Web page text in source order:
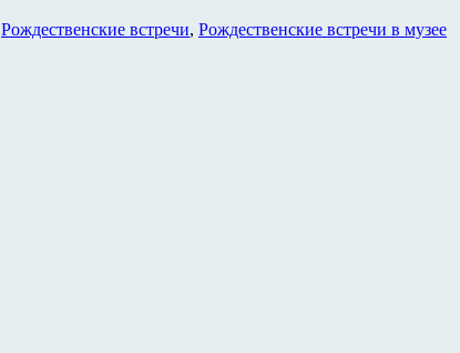
Рождественские встречи, Рождественские встречи в музее